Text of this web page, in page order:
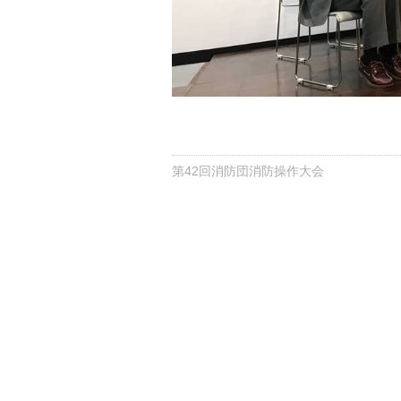
第42回消防団消防操作大会